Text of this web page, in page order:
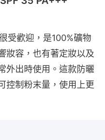
受歡迎，是100%礦物
妝容，也有著定妝以及
外出時使用。這款防曬
控制粉末量，使用上更